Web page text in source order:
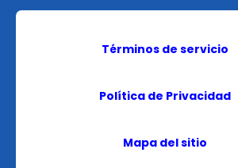
Términos de servicio
Política de Privacidad
Mapa del sitio